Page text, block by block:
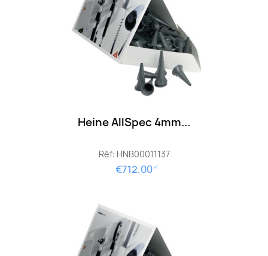
Heine AllSpec 4mm...
Réf: HNB00011137
€712.00 HT